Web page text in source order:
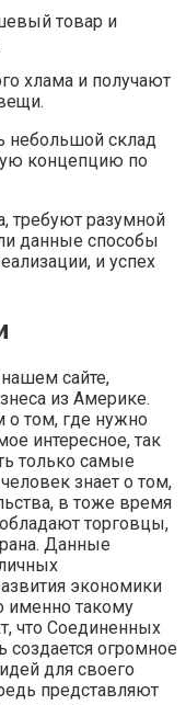
товар и
хлама и получают
небольшой склад
концепцию по
требуют разумной
данные способы
и успех
сайте,
из Америке.
том, где нужно
интересное, так
только самые
знает о том,
в тоже время
торговцы,
Данные
экономики
именно такому
что Соединенных
огромное
для своего
представляют